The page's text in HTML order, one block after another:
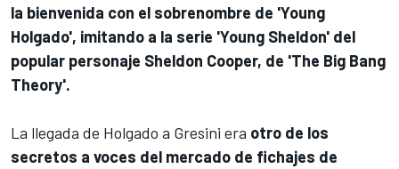
la bienvenida con el sobrenombre de 'Young
Holgado', imitando a la serie 'Young Sheldon' del
popular personaje Sheldon Cooper, de 'The Big Bang
Theory'.
La llegada de Holgado a Gresini era otro de los
secretos a voces del mercado de fichajes de